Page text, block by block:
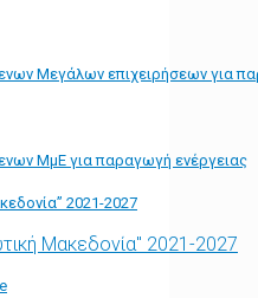
Μεγάλων επιχειρήσεων για
ΜμΕ για παραγωγή ενέργειας
2021-2027
Μακεδονία" 2021-2027